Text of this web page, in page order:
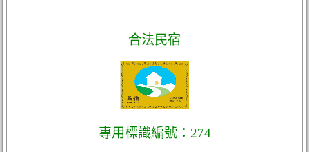
合法民宿
專用標識編號：274